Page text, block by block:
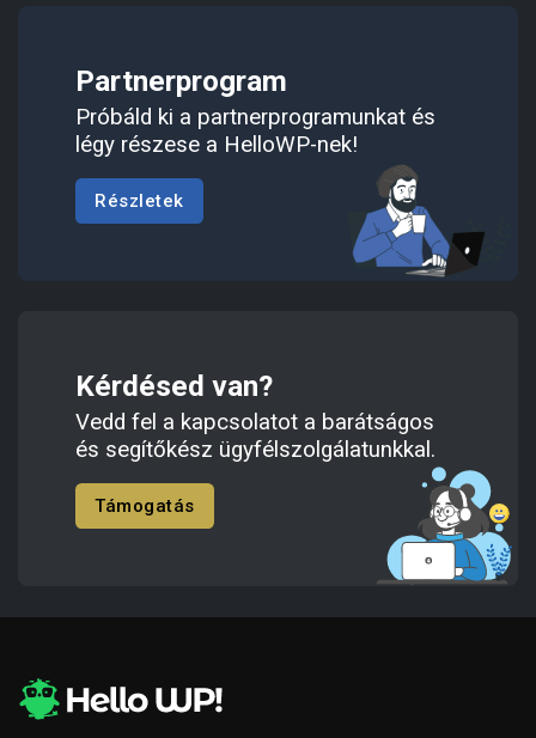
Partnerprogram
Próbáld ki a partnerprogramunkat és
légy részese a HelloWP-nek!
Részletek
Kérdésed van?
Vedd fel a kapcsolatot a barátságos
és segítőkész ügyfélszolgálatunkkal.
Támogatás